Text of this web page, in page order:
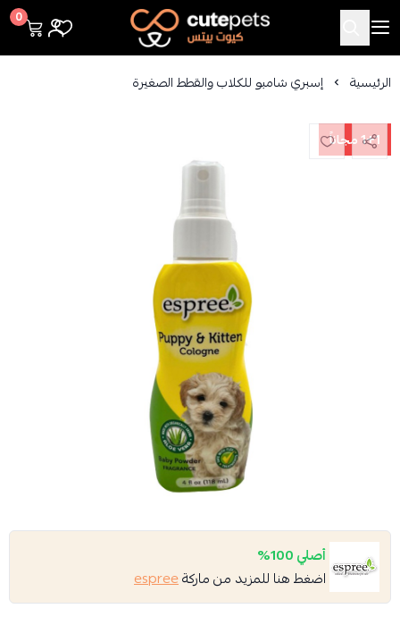
Cutepets
0
الرئيسية إسبري شامبو للكلاب والقطط الصغيرة
1+1 مجاناً
أصلي 100%
اضغط هنا للمزيد من ماركةespree